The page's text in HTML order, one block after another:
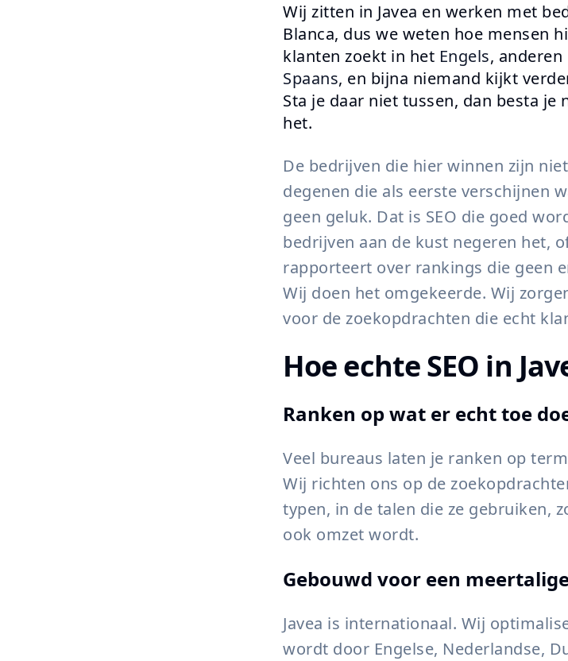
Wij zitten in Javea en werken met
Blanca, dus we weten hoe mensen
klanten zoekt in het Engels,
Spaans, en bijna niemand kijkt
Sta je daar niet tussen, dan besta je
het.
De bedrijven die hier winnen zijn
degenen die als eerste verschijnen
geen geluk. Dat is SEO die goed
bedrijven aan de kust negeren het,
rapporteert over rankings die geen
Wij doen het omgekeerde. Wij
voor de zoekopdrachten die echt
Hoe echte SEO in
Ranken op wat er echt toe
Veel bureaus laten je ranken op
Wij richten ons op de
typen, in de talen die ze gebruiken,
ook omzet wordt.
Gebouwd voor een
Javea is internationaal. Wij
wordt door Engelse, Nederlandse,